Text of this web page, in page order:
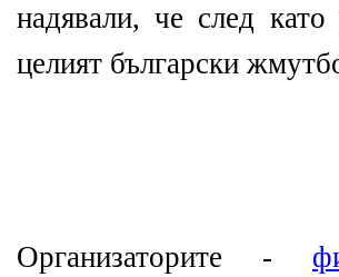
надявали, че след
целият български
Организаторите -